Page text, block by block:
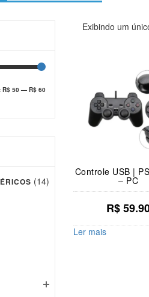
Preço
Preço
R$ 50 — R$ 60
(14)
Exibindo um
Controle USB |
– PC
R$
Ler mais